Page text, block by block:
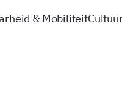
& Mobiliteit